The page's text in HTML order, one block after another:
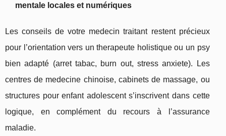
mentale locales et numériques
Les conseils de votre medecin traitant restent précieux
pour l’orientation vers un therapeute holistique ou un psy
bien adapté (arret tabac, burn out, stress anxiete). Les
centres de medecine chinoise, cabinets de massage, ou
structures pour enfant adolescent s’inscrivent dans cette
logique, en complément du recours à l’assurance
maladie.